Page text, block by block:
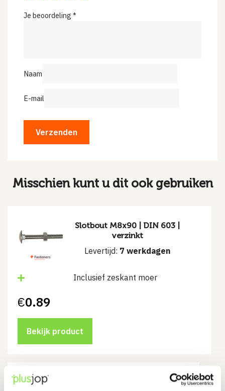
Je beoordeling *
Naam
E-mail
Misschien kunt u dit ook gebruiken
Slotbout M8x90 | DIN 603 |
verzinkt
Levertijd: 7 werkdagen
Inclusief zeskant moer
€0.89
Bekijk product
Krammen 4 x 40 | verzinkt | 5